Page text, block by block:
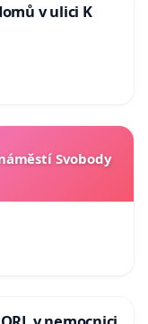
v ulici K
Svobody